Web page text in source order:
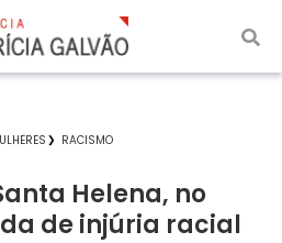
RACISMO
Helena, no
de injúria racial